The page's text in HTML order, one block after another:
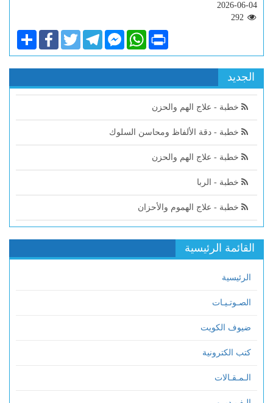
2026-06-04
ShareFacebookTwitterTelegramFacebook
Messenger
WhatsApp Print
الجديد
خطبة - علاج الهم والحزن
خطبة - دقة الألفاظ ومحاسن السلوك
خطبة - علاج الهم والحزن
خطبة - الربا
خطبة - علاج الهموم والأحزان
القائمة الرئيسية
الرئيسية
الصـوتـيـات
ضيوف الكويت
كتب الكترونية
الـمـقـالات